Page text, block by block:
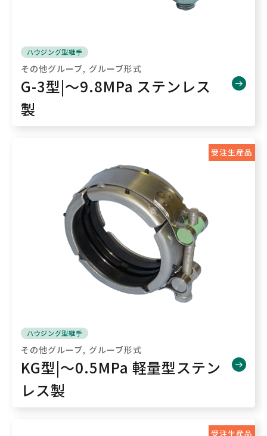
ハウジング型継手
その他グルーブ グルーブ形式
G-3型|～9.8MPa ステンレス
製
受注生産品
ハウジング型継手
その他グルーブ グルーブ形式
KG型|～0.5MPa 軽量型ステン
レス製
受注生産品